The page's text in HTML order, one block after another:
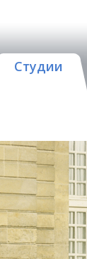
Студии